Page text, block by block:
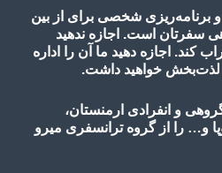
شخصی برای از بین
سفرتان است. اجازه ندهید
کند. اجازه دهید ما آن را اداره
لذت‌بخش خواهید داشت.
و انفرادی ارمنستان،
و… را از گروه ترانسفری میرو